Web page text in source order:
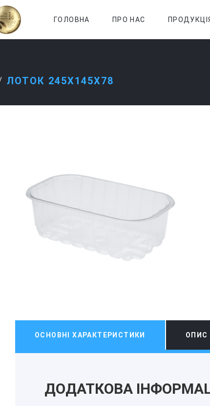
ГОЛОВНА ПРО НАС
ЛОТОК 245Х145Х78
ОСНОВНІ ХАРАКТЕРИСТИКИ ОПИС
ДОДАТКОВА